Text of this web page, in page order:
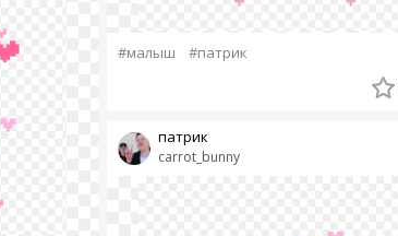
#малыш #патрик
carrot_bunny
патрик